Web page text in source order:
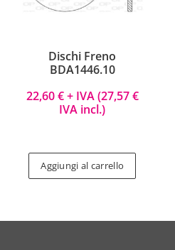
Dischi Freno
BDA1446.10
22,60€+ IVA (27,57€
IVA incl.)
Aggiungi al carrello